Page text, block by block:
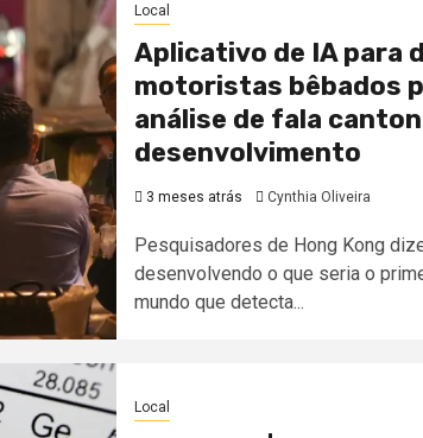
Local
Aplicativo de IA para
motoristas bêbados
análise de fala
desenvolvimento
3 meses atrás Cynthia Oliveira
Pesquisadores de Hong Kong
desenvolvendo o que seria o
mundo que detecta...
Local